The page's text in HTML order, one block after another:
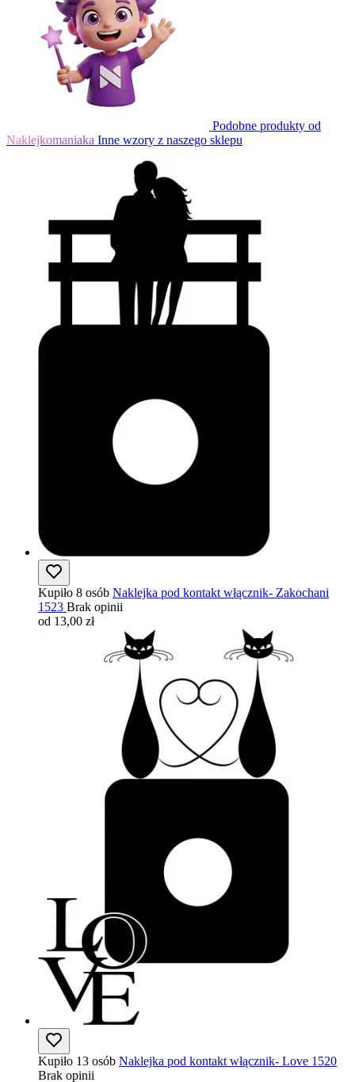
Podobne produkty od
Naklejkomaniaka Inne wzory z naszego sklepu
Kupiło 8 osób Naklejka pod kontakt włącznik- Zakochani
1523 Brak opinii
od 13,00 zł
Kupiło 13 osób Naklejka pod kontakt włącznik- Love 1520
Brak opinii